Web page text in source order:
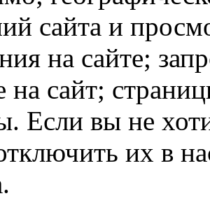
сайта и
на сайте;
на сайт;
Если вы не
их в